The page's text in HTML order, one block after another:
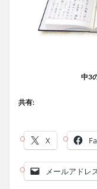
中3
共有:
X
メールアドレ